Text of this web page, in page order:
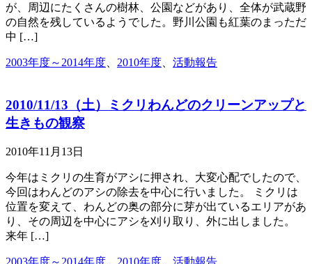
が、周辺にたくさんの樹林、公園などがあり、全体が武蔵野
の自然を残しているようでした。野川公園も紅葉のまっただ
中 […]
2003年度～2014年度 2010年度 活動報告
2010/11/13（土）ミクリわんどのクリーンアップと
生きもの観察
2010年11月13日
今年はミクリの生育がアシに押され、大変心配でしたので、
今回はわんどのアシの除去を中心に行いました。 ミクリは
位置を変えて、わんどの奥の部分に芽が出ているエリアがあ
り、その周辺を中心にアシを刈り取り、外に出しました。
来年 […]